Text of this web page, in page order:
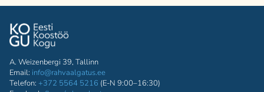
A. Weizenbergi 39, Tallinn
Email: info@rahvaalgatus.ee
Telefon: +372 5564 5216 (E-N 9:00–16:30)